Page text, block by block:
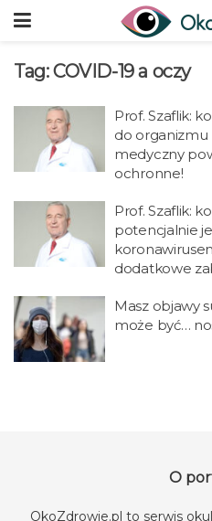
Tag:COVID-19 a oczy
Prof. Szaflik:
do organizmu
medyczny
ochronne!
Prof. Szaflik:
potencjalnie
dodatkowe
Masz objawy
może być…
O
OkoZdrowie.pl to serwis